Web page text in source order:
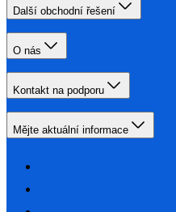
Další obchodní řešení
O nás
Kontakt na podporu
Mějte aktuální informace